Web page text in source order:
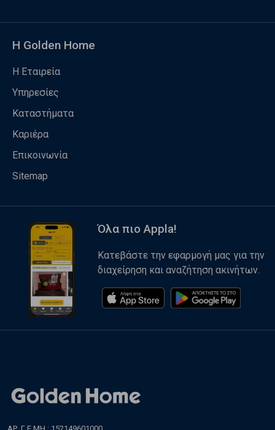
Η Golden Home
Η Εταιρεία
Υπηρεσίες
Καταστήματα
Καριέρα
Επικοινωνία
Sitemap
Όλα πιο Appla!
Κατεβάστε την εφαρμογή μας για την
διαχείρηση και αναζήτηση ακινήτων.